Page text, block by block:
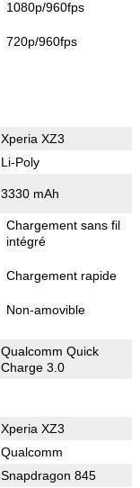
1080p/960fps
720p/960fps
Xperia XZ3
Li-Poly
3330 mAh
Chargement sans fil
intégré
Chargement rapide
Non-amovible
Qualcomm Quick
Charge 3.0
Xperia XZ3
Qualcomm
Snapdragon 845